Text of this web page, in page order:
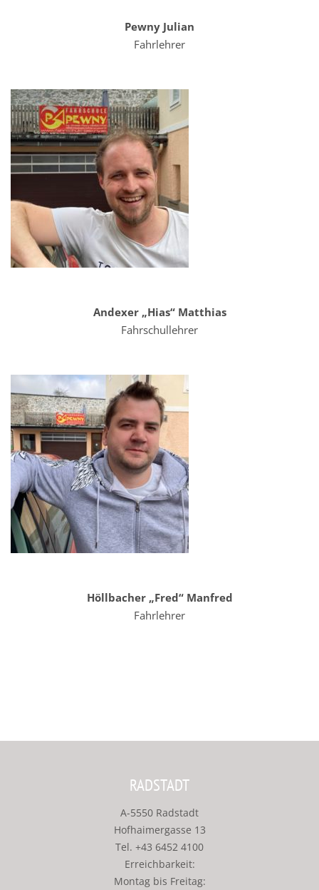
Pewny Julian
Fahrlehrer
Andexer „Hias“ Matthias
Fahrschullehrer
Höllbacher „Fred“ Manfred
Fahrlehrer
RADSTADT
A-5550 Radstadt
Hofhaimergasse 13
Tel. +43 6452 4100
Erreichbarkeit:
Montag bis Freitag: